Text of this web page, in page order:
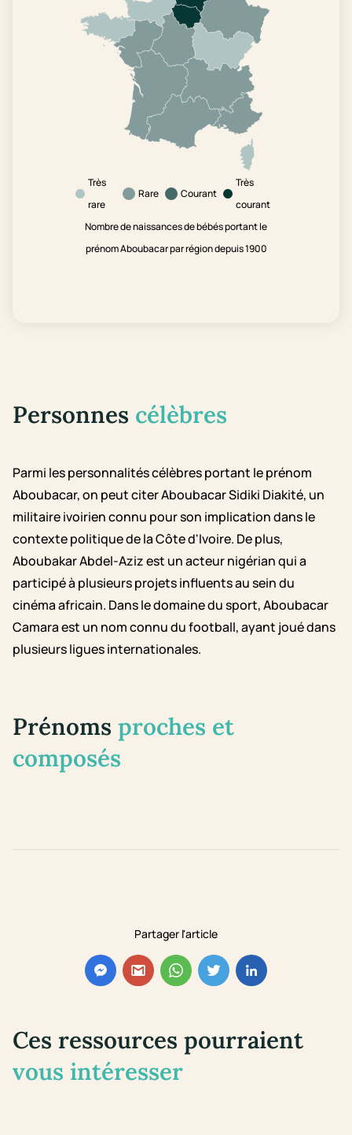
Partager l'article
Très
rare
Rare Courant
Très
courant
Nombre de naissances de bébés portant le
prénom Aboubacar par région depuis 1900
Personnes célèbres
Parmi les personnalités célèbres portant le prénom
Aboubacar, on peut citer Aboubacar Sidiki Diakité, un
militaire ivoirien connu pour son implication dans le
contexte politique de la Côte d'Ivoire. De plus,
Aboubakar Abdel-Aziz est un acteur nigérian qui a
participé à plusieurs projets influents au sein du
cinéma africain. Dans le domaine du sport, Aboubacar
Camara est un nom connu du football, ayant joué dans
plusieurs ligues internationales.
Prénoms proches et
composés
Ces ressources pourraient
vous intéresser